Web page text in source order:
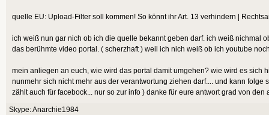
quelle EU: Upload-Filter soll kommen! So könnt ihr Art. 13 verhindern |
ich weiß nun gar nich ob ich die quelle bekannt geben darf. ich weiß nichmal
das berühmte video portal. ( scherzhaft ) weil ich nich weiß ob ich youtube
mein anliegen an euch, wie wird das portal damit umgehen? wie wird es sich
nunmehr sich nicht mehr aus der verantwortung ziehen darf.... und kann folge
zählt auch für facebock... nur so zur info ) danke für eure antwort grad von den
Skype: Anarchie1984